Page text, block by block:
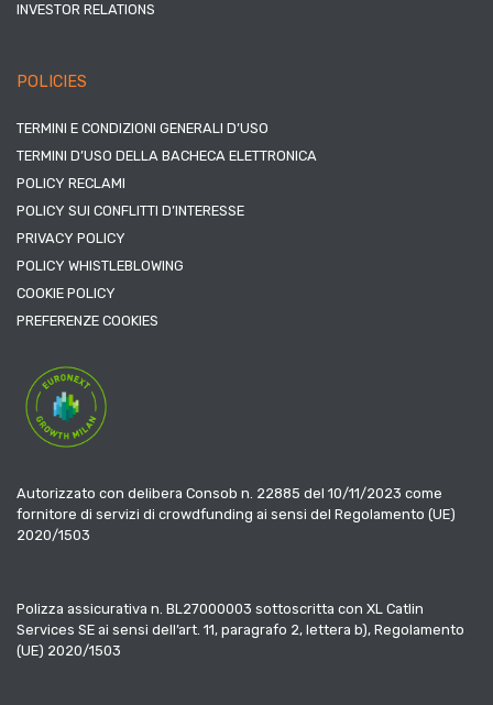
INVESTOR RELATIONS
POLICIES
TERMINI E CONDIZIONI GENERALI D’USO
TERMINI D’USO DELLA BACHECA ELETTRONICA
POLICY RECLAMI
POLICY SUI CONFLITTI D’INTERESSE
PRIVACY POLICY
POLICY WHISTLEBLOWING
COOKIE POLICY
PREFERENZE COOKIES
Autorizzato con delibera Consob n. 22885 del 10/11/2023 come
fornitore di servizi di crowdfunding ai sensi del Regolamento (UE)
2020/1503
Polizza assicurativa n. BL27000003 sottoscritta con XL Catlin
Services SE ai sensi dell’art. 11, paragrafo 2, lettera b), Regolamento
(UE) 2020/1503